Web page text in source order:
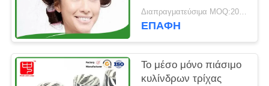
τρίχας ύπνου κυλούν
για τις γυναίκες
Διαπραγματεύσιμα MOQ:2000/υ
ΕΠΑΦΉ
Το μέσο μόνο πιάσιμο
κυλίνδρων τρίχας